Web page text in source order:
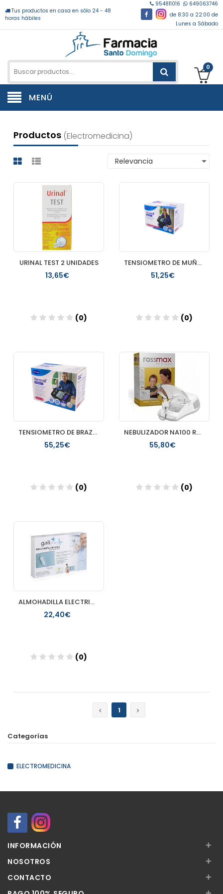
Tus productos en casa en sólo 24 - 48
horas hábiles
954811016
649063746
de 8:30 a 22:00 de
Lunes a Sábado
0
MENÚ
Productos (electromedicina)
URINAL TEST 2 UNIDADES
13,65€
(0)
TENSIOMETRO DE MUÑECA VEROVAL COMPACT CONNECT 1 UNIDAD
51,25€
(0)
Añadir
TENSIOMETRO DE BRAZO VEROVAL COMPACT CONNECT 1 UNIDAD
55,25€
(0)
NEBULIZADOR NA100 ROSSMAX
55,80€
(0)
ALMOHADILLA ELECTRICA GALIPLUS
22,40€
(0)
1
Categorías
ELECTROMEDICINA
INFORMACIÓN +
NOSOTROS +
CONTACTO +